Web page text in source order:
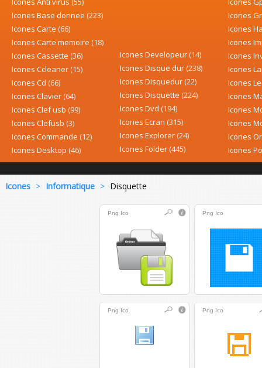
Icones Base donnee (223)
Icones Carte (66)
Icones Carte memoire (18)
Icones Cassette (36)
Icones Ccleaner (15)
Icones Cd (66)
Icones Clavier (64)
Icones Clef usb (99)
Icones Clefusb (3)
Icones Commande (12)
Icones Desktop (46)
Icones Developeur (14)
Icones Disque dur (238)
Icones Disquedur (22)
Icones Disquette (224)
Icones Dvd (194)
Icones Ecran (315)
Icones Explorer (24)
Icones Folder (445)
Icones
Icones
Icones
Icones
Icones
Icones
Icones
Icones
Icones
Icones
Icones
Icones > Informatique > Disquette
Png Ico Png Ico
Png Ico Png Ico